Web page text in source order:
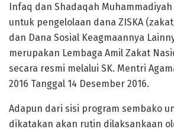
Infaq dan Shadaqah
untuk pengelolaan dana ZISKA
dan Dana Sosial Keagmaannya
merupakan Lembaga Amil Zakat
secara resmi melalui SK. Mentri
2016 Tanggal 14 Desember 2016.
Adapun dari sisi program sembako
dikatakan akan rutin dilaksankaan